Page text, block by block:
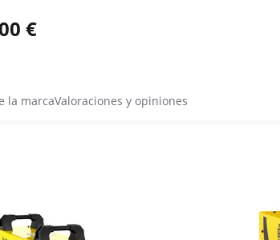
€
la marcaValoraciones y opiniones